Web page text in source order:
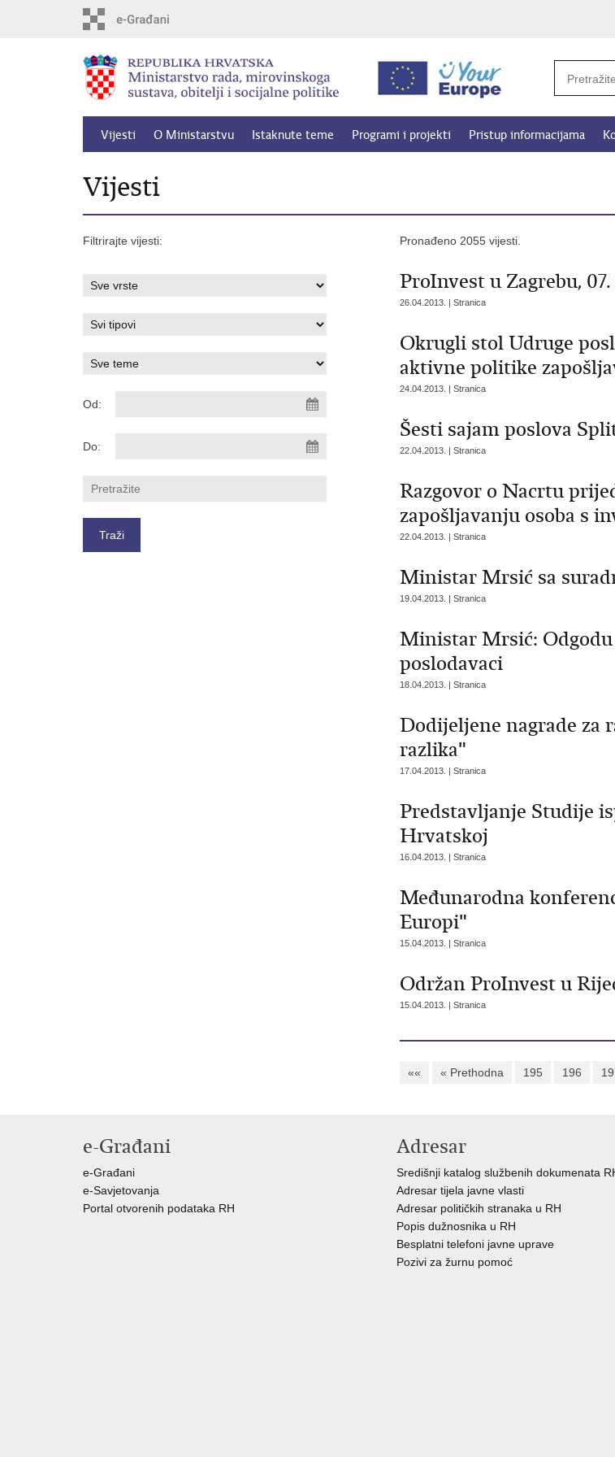
Vijesti O Ministarstvu Istaknute teme Programi i projekti Pristup informacijama
Vijesti
Filtrirajte vijesti:
Od:
Do:
Pronađeno 2055 vijesti.
ProInvest u Zagrebu,
26.04.2013. | Stranica
Okrugli stol Udruge
aktivne politike
24.04.2013. | Stranica
Šesti sajam poslova
22.04.2013. | Stranica
Razgovor o Nacrtu
zapošljavanju osoba s
22.04.2013. | Stranica
Ministar Mrsić sa
19.04.2013. | Stranica
Ministar Mrsić:
poslodavaci
18.04.2013. | Stranica
Dodijeljene nagrade
razlika"
17.04.2013. | Stranica
Predstavljanje Studije
Hrvatskoj
16.04.2013. | Stranica
Međunarodna
Europi"
15.04.2013. | Stranica
Održan ProInvest u
15.04.2013. | Stranica
«« « Prethodna 195 196
e-Građani
e-Građani
e-Savjetovanja
Portal otvorenih podataka RH
Adresar
Središnji katalog službenih dokumenata
Adresar tijela javne vlasti
Adresar političkih stranaka u RH
Popis dužnosnika u RH
Besplatni telefoni javne uprave
Pozivi za žurnu pomoć